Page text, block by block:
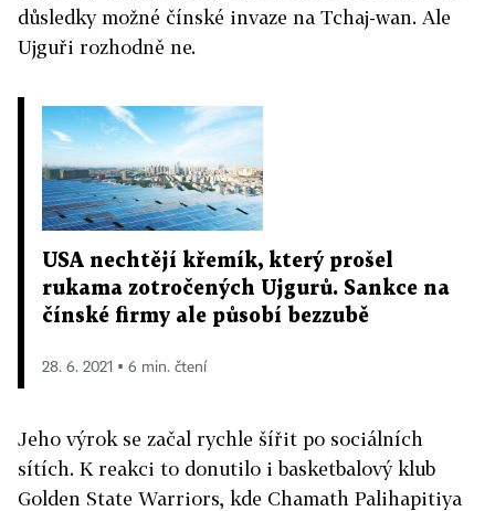
důsledky možné čínské invaze na Tchaj-wan. Ale
Ujguři rozhodně ne.
USA nechtějí křemík, který prošel
rukama zotročených Ujgurů. Sankce na
čínské firmy ale působí bezzubě
28. 6. 2021 ▪ 6 min. čtení
Jeho výrok se začal rychle šířit po sociálních
sítích. K reakci to donutilo i basketbalový klub
Golden State Warriors, kde Chamath Palihapitiya